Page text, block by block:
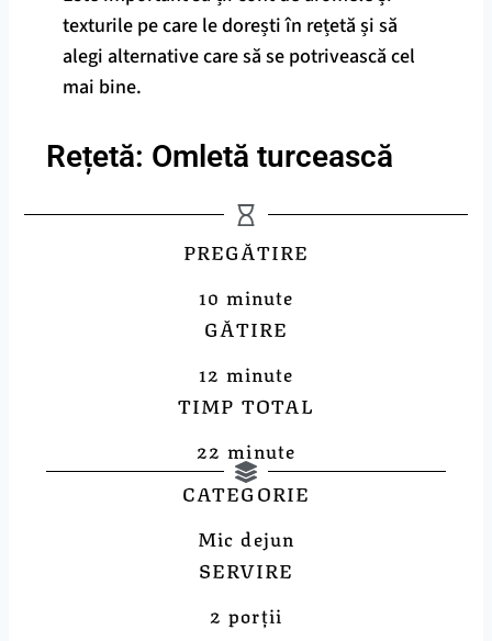
texturile pe care le dorești în rețetă și să
alegi alternative care să se potrivească cel
mai bine.
Rețetă: Omletă turcească
PREGĂTIRE
10 minute
GĂTIRE
12 minute
TIMP TOTAL
22 minute
CATEGORIE
Mic dejun
SERVIRE
2 porții